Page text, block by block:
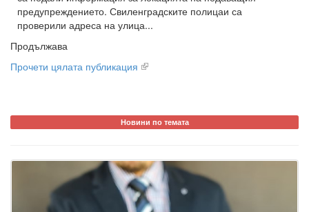
предупреждението. Свиленградските полицаи са
проверили адреса на улица...
Продължава
Прочети цялата публикация
Новини по темата